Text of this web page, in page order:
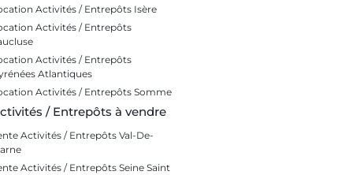
Activités / Entrepôts Isère
Activités / Entrepôts
Activités / Entrepôts
Atlantiques
Activités / Entrepôts Somme
/ Entrepôts à vendre
Activités / Entrepôts Val-De-
Activités / Entrepôts Seine Saint